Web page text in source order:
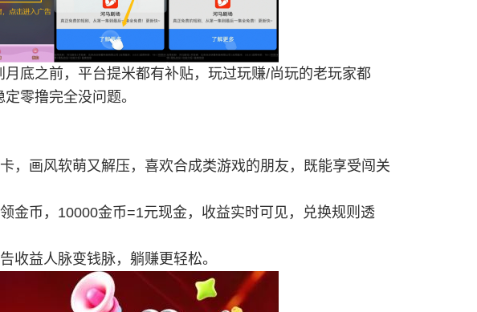
底之前，平台提米都有补贴，玩过玩赚/尚玩的老玩家都
零撸完全没问题。
，画风软萌又解压，喜欢合成类游戏的朋友，既能享受闯关
金币，10000金币=1元现金，收益实时可见，兑换规则透
收益人脉变钱脉，躺赚更轻松。